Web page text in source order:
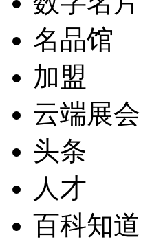
名品馆
加盟
云端展会
头条
人才
百科知道